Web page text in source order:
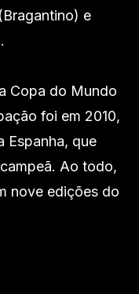
e
Copa do Mundo
foi em 2010,
Espanha, que
Ao todo,
nove edições do